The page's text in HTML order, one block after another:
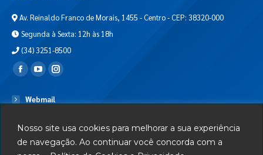
Nosso site usa cookies para melhorar a sua experiência
de navegação. Ao continuar você concorda com a
Av. Reinaldo Franco de Morais, 1455 - Centro - CEP: 38320-000
Segunda à Sexta: 12h às 18h
(34) 3251-8500
Encontre-nos em:
Webmail
Serviços